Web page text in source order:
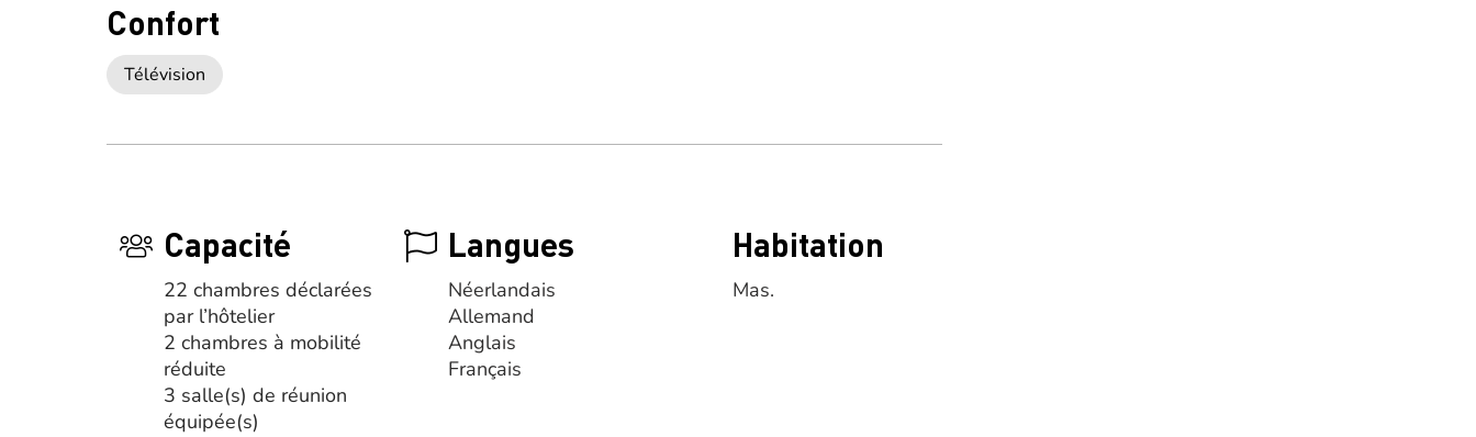
Confort
Télévision
Capacité
22 chambres déclarées
par l’hôtelier
2 chambres à mobilité
réduite
3 salle(s) de réunion
équipée(s)
Langues
Néerlandais
Allemand
Anglais
Français
Habitation
Mas.